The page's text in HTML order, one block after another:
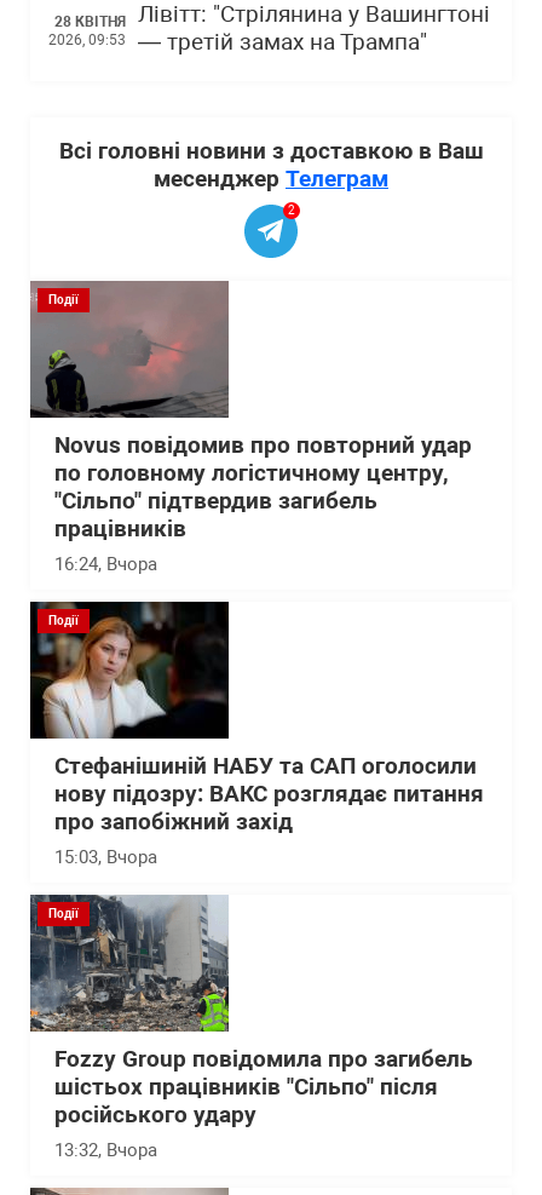
28 КВІТНЯ
2026, 09:53
Лівітт: "Стрілянина у Вашингтоні
— третій замах на Трампа"
Всі головні новини з доставкою в Ваш
месенджер Телеграм
2
Події
Novus повідомив про повторний удар
по головному логістичному центру,
"Сільпо" підтвердив загибель
працівників
16:24, Вчора
Події
Стефанішиній НАБУ та САП оголосили
нову підозру: ВАКС розглядає питання
про запобіжний захід
15:03, Вчора
Події
Fozzy Group повідомила про загибель
шістьох працівників "Сільпо" після
російського удару
13:32, Вчора